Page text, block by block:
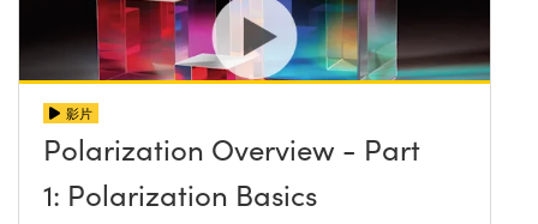
影片
Polarization Overview - Part
1: Polarization Basics